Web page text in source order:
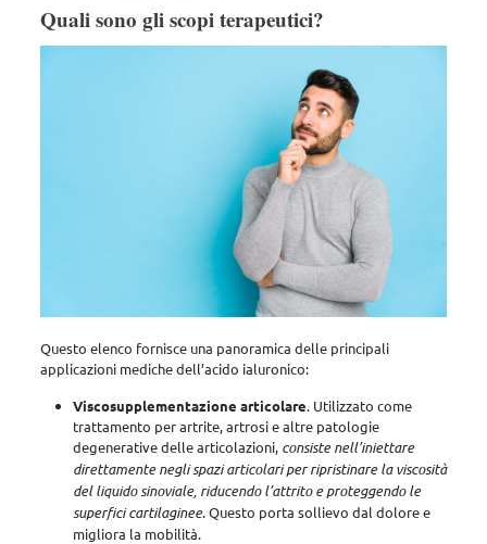
Quali sono gli scopi terapeutici?
Questo elenco fornisce una panoramica delle principali
applicazioni mediche dell’acido ialuronico:
Viscosupplementazione articolare. Utilizzato come
trattamento per artrite, artrosi e altre patologie
degenerative delle articolazioni, consiste nell’iniettare
direttamente negli spazi articolari per ripristinare la viscosità
del liquido sinoviale, riducendo l’attrito e proteggendo le
superfici cartilaginee. Questo porta sollievo dal dolore e
migliora la mobilità.